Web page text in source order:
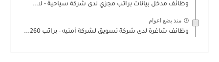
وظائف مدخل بيانات براتب مجزي لدى شركة سياحية - لا...
منذ بضع اعوام
وظائف شاغرة لدى شركة تسويق لشركة أمنيه - براتب 260...